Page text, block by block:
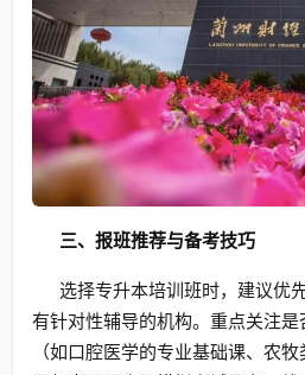
三、报班推荐与备考技巧
选择专升本培训班时，建议优
有针对性辅导的机构。重点关注
（如口腔医学的专业基础课、农